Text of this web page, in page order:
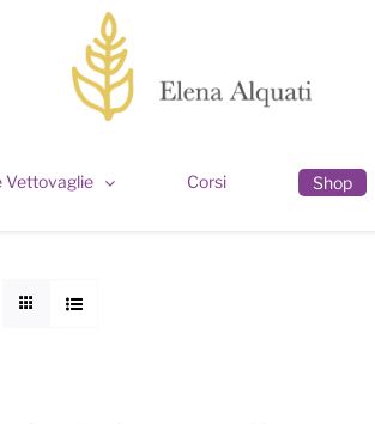
Vettovaglie Corsi Shop